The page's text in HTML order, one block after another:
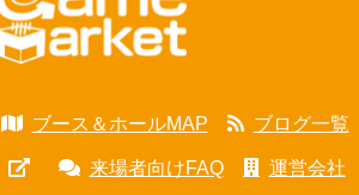
ブース＆ホールMAP ブログ一覧
来場者向けFAQ 運営会社